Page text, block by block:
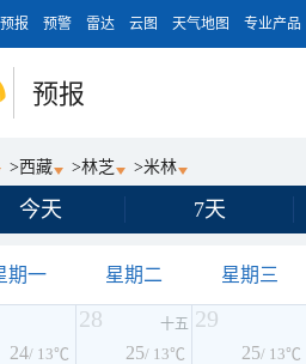
预报 预警 雷达 云图 天气地图 专业产品
预报
>西藏 >林芝 >米林
今天 7天
期一 星期二 星期三
24/ 13℃
28 十五
25/ 13℃
29
25/ 13℃